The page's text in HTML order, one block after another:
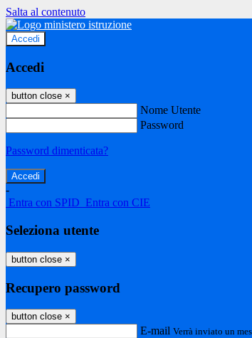
Salta al contenuto
Accedi
Accedi
button close ×
Nome Utente
Password
Password dimenticata?
-
Entra con SPID Entra con CIE
Seleziona utente
button close ×
Recupero password
button close ×
E-mail Verrà inviato un